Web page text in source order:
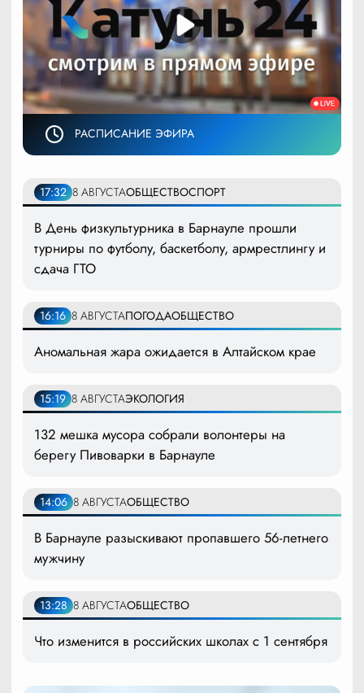
РАСПИСАНИЕ ЭФИРА
17:32 8 АВГУСТАОБЩЕСТВОСПОРТ
В День физкультурника в Барнауле прошли
турниры по футболу, баскетболу, армрестлингу и
сдача ГТО
16:16 8 АВГУСТАПОГОДАОБЩЕСТВО
Аномальная жара ожидается в Алтайском крае
15:19 8 АВГУСТАЭКОЛОГИЯ
132 мешка мусора собрали волонтеры на
берегу Пивоварки в Барнауле
14:06 8 АВГУСТАОБЩЕСТВО
В Барнауле разыскивают пропавшего 56-летнего
мужчину
13:28 8 АВГУСТАОБЩЕСТВО
Что изменится в российских школах с 1 сентября